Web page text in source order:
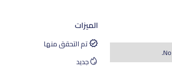
الميزات
تم التحقق منها
جديد